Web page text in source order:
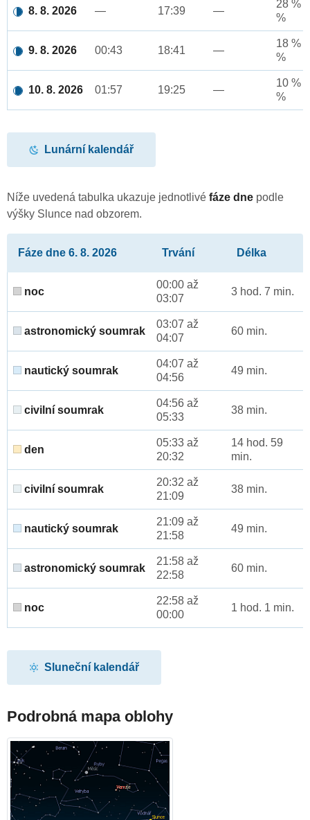
8. 8. 2026 — 17:39 —
28 %
%
9. 8. 2026 00:43 18:41 —
18 %
%
10. 8. 2026 01:57 19:25 —
10 %
%
Lunární kalendář
Níže uvedená tabulka ukazuje jednotlivé fáze dne podle
výšky Slunce nad obzorem.
Fáze dne 6. 8. 2026 Trvání Délka
noc
00:00 až
03:07
3 hod. 7 min.
astronomický soumrak
03:07 až
04:07
60 min.
nautický soumrak
04:07 až
04:56
49 min.
civilní soumrak
04:56 až
05:33
38 min.
den
05:33 až
20:32
14 hod. 59
min.
civilní soumrak
20:32 až
21:09
38 min.
nautický soumrak
21:09 až
21:58
49 min.
astronomický soumrak
21:58 až
22:58
60 min.
noc
22:58 až
00:00
1 hod. 1 min.
Sluneční kalendář
Podrobná mapa oblohy